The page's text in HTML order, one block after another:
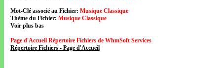
Mot-Clé associé au Fichier: Musique Classique
Thème du Fichier: Musique Classique
Voir plus bas
Page d'Accueil Répertoire Fichiers de WhmSoft Services
Répertoire Fichiers - Page d'Accueil